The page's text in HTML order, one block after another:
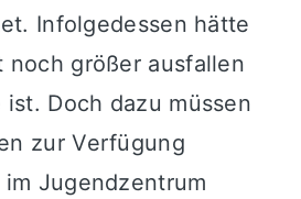
Infolgedessen hätte
noch größer ausfallen
Doch dazu müssen
zur Verfügung
Jugendzentrum